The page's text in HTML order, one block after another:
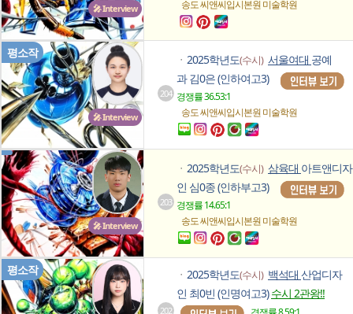
🎤 Interview
송도 씨앤씨입시본원미술학원
🎤 Interview
평소작
204
ㆍ 2025학년도(수시) 서울여대 공예
과 김0은 (인하여고3)
경쟁률 36.53:1
송도 씨앤씨입시본원미술학원
🎤 Interview
203
ㆍ 2025학년도(수시) 삼육대 아트앤디자
인 심0종 (인하부고3)
경쟁률 14.65:1
송도 씨앤씨입시본원미술학원
평소작
202
ㆍ 2025학년도(수시) 백석대 산업디자
인 최0빈 (인명여고3)수시 2관왕!!